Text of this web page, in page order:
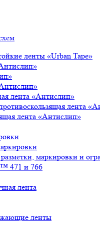
ленты «Urban Tape»
лента «Антислип»
лента
лента «Антислип»
маркировки и
471 и 766
лента
ленты